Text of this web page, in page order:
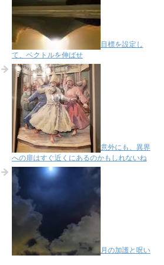
目標を設定し
て、ベクトルを伸ばせ
意外にも、異界
への扉はすぐ近くにあるのかもしれないね
月の加護と呪い